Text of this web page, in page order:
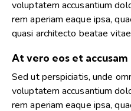
voluptatem accusantium
rem aperiam eaque ipsa,
quasi architecto beatae
At vero eos et accusam
Sed ut perspiciatis, unde
voluptatem accusantium
rem aperiam eaque ipsa,